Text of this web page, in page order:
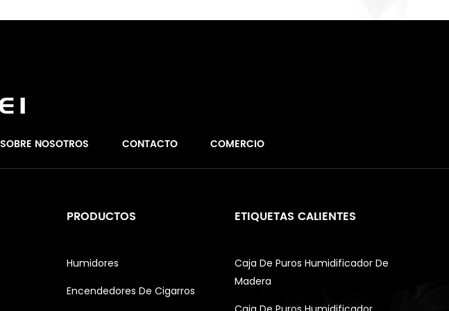
SOBRE NOSOTROS CONTACTO COMERCIO
PRODUCTOS
Humidores
Encendedores De Cigarros
ETIQUETAS CALIENTES
Caja De Puros Humidificador De
Madera